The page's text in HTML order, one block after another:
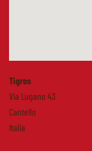
Tigros
Via Lugano 43
Cantello
Italia